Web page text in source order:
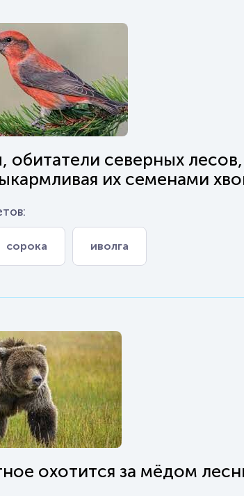
обитатели северных
их семенами
сорока иволга
охотится за мёдом